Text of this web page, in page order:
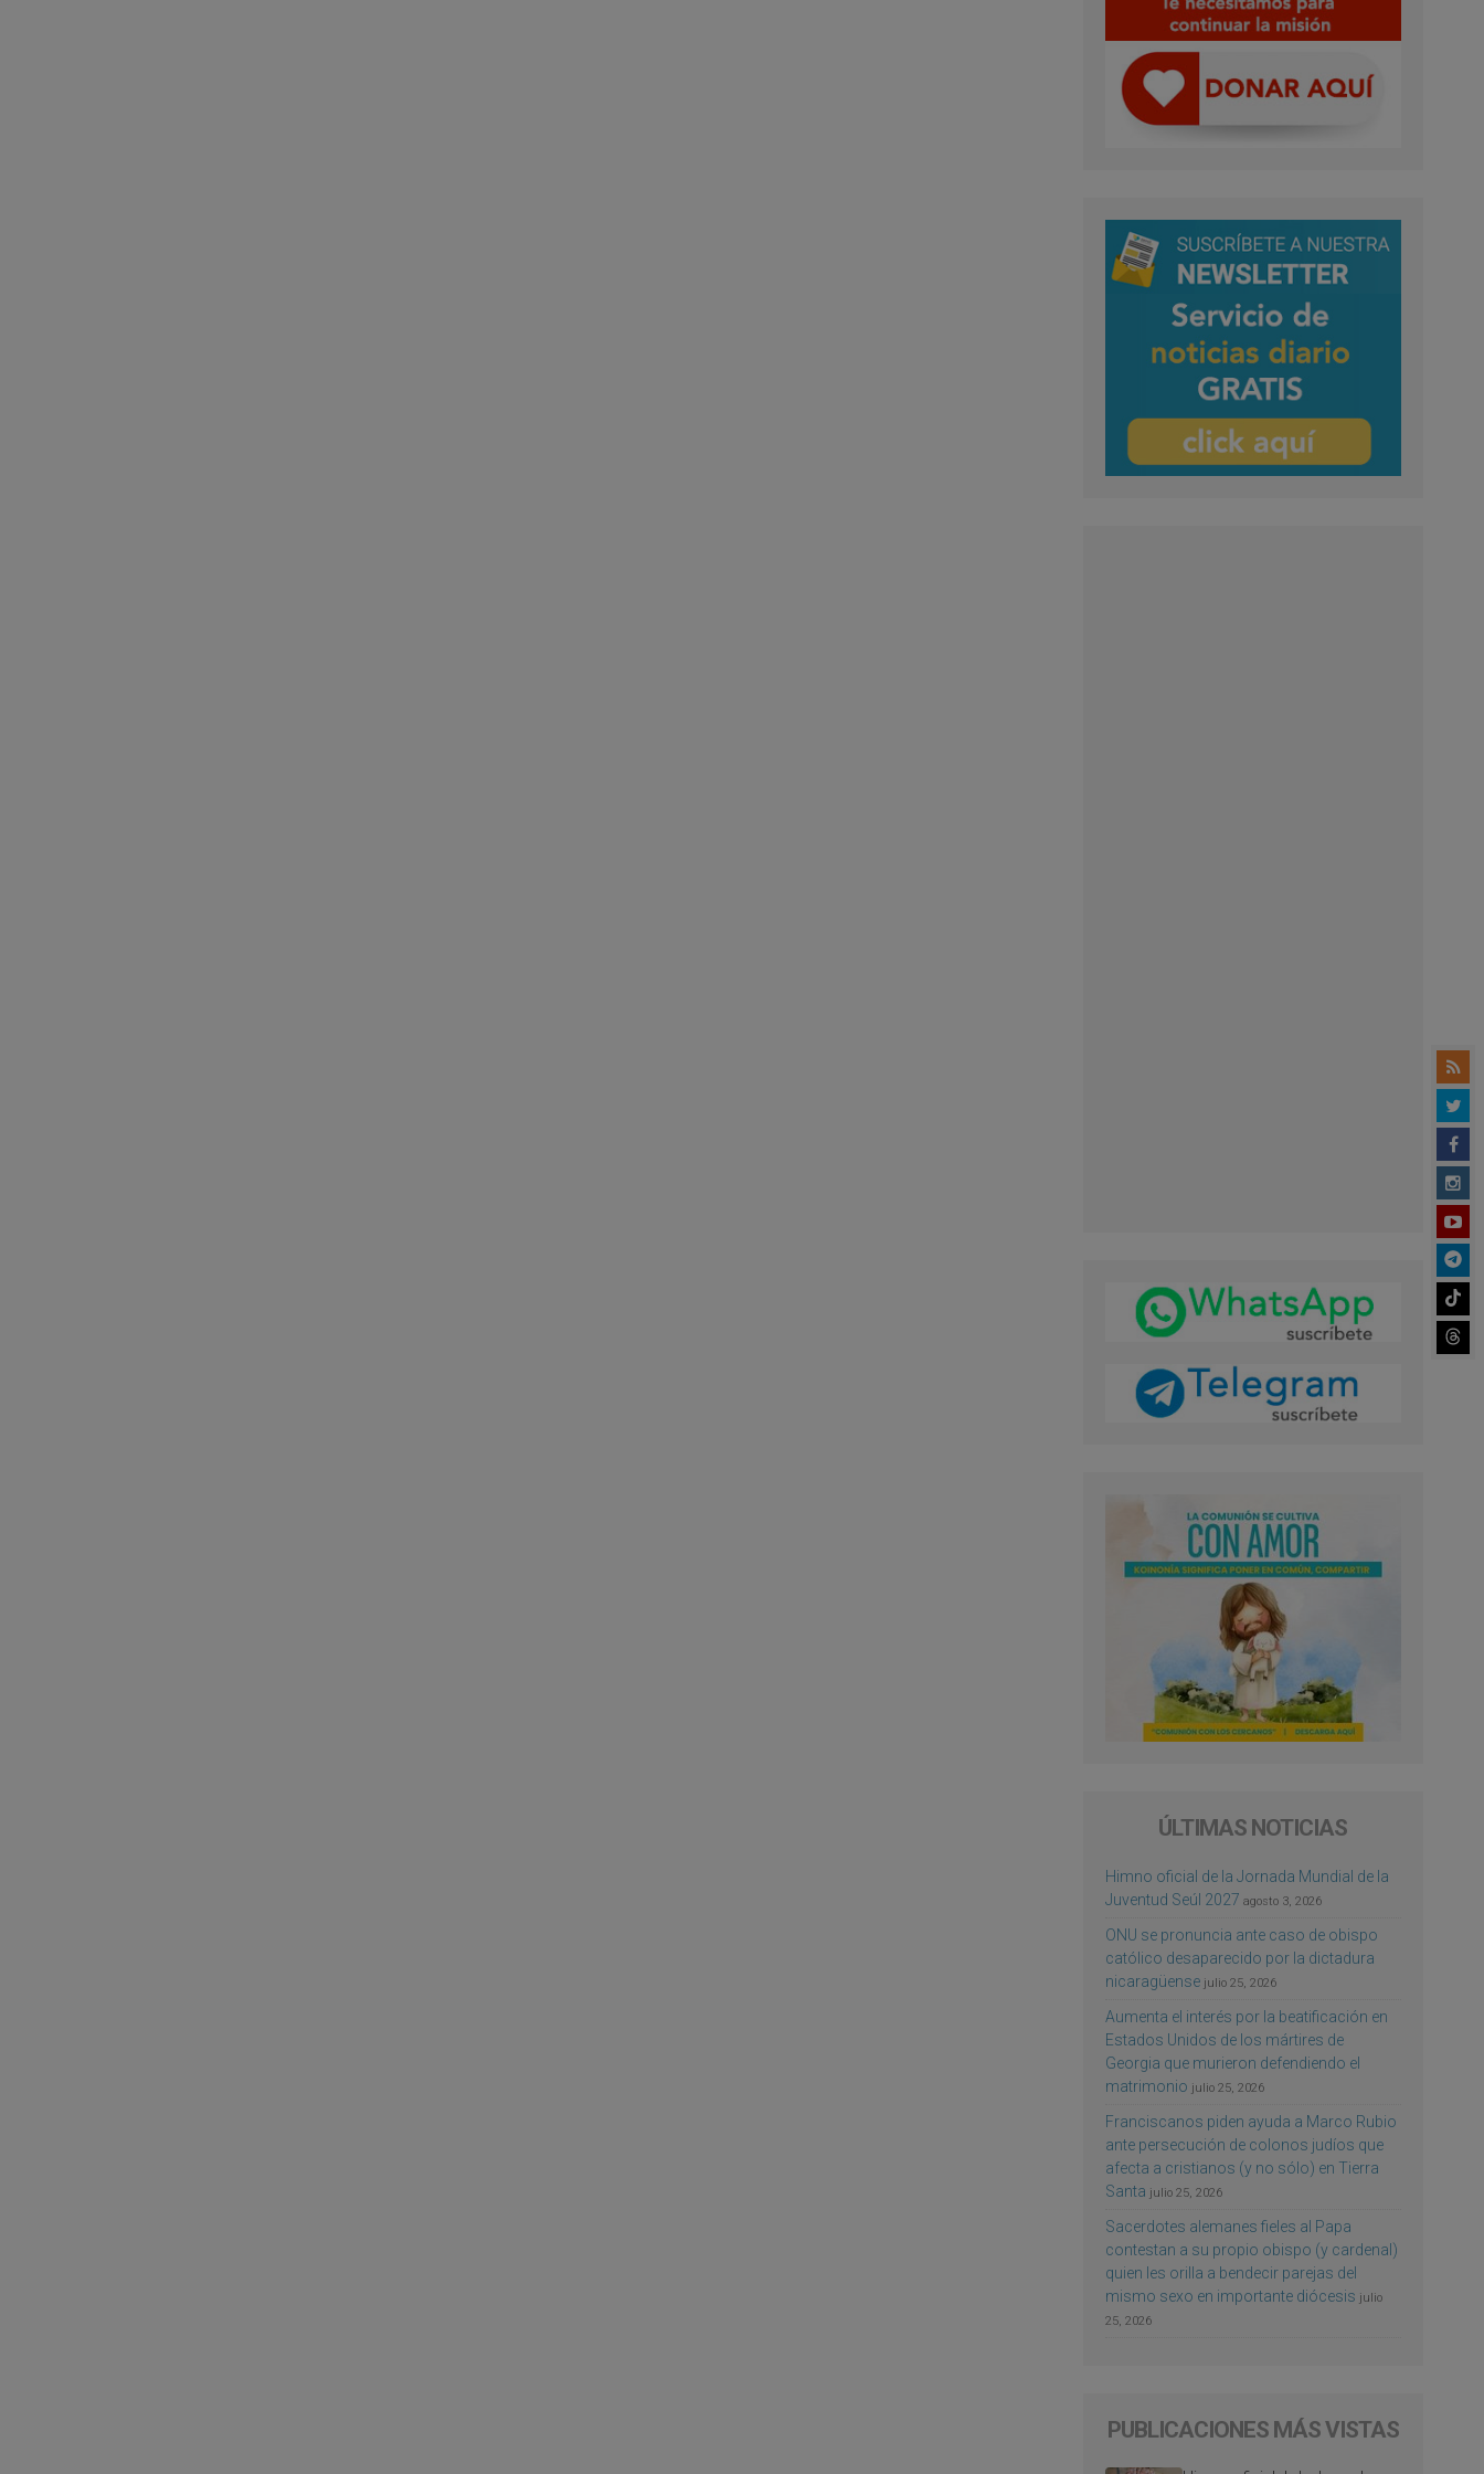
ÚLTIMAS NOTICIAS
Himno oficial de la Jornada Mundial de la
Juventud Seúl 2027 agosto 3, 2026
ONU se pronuncia ante caso de obispo
católico desaparecido por la dictadura
nicaragüense julio 25, 2026
Aumenta el interés por la beatificación en
Estados Unidos de los mártires de
Georgia que murieron defendiendo el
matrimonio julio 25, 2026
Franciscanos piden ayuda a Marco Rubio
ante persecución de colonos judíos que
afecta a cristianos (y no sólo) en Tierra
Santa julio 25, 2026
Sacerdotes alemanes fieles al Papa
contestan a su propio obispo (y cardenal)
quien les orilla a bendecir parejas del
mismo sexo en importante diócesis julio
25, 2026
PUBLICACIONES MÁS VISTAS